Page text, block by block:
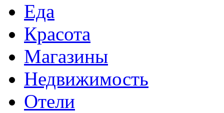
Еда
Красота
Магазины
Недвижимость
Отели